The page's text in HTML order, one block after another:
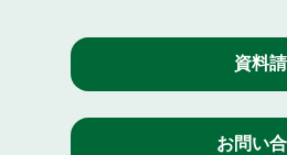
資料
お問い